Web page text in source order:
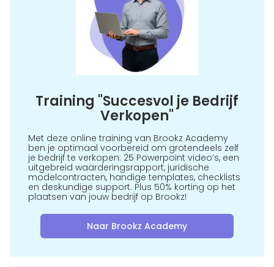
Training "Succesvol je Bedrijf
Verkopen"
Met deze online training van Brookz Academy
ben je optimaal voorbereid om grotendeels zelf
je bedrijf te verkopen: 25 Powerpoint video’s, een
uitgebreid waarderingsrapport, juridische
modelcontracten, handige templates, checklists
en deskundige support. Plus 50% korting op het
plaatsen van jouw bedrijf op Brookz!
Naar Brookz Academy